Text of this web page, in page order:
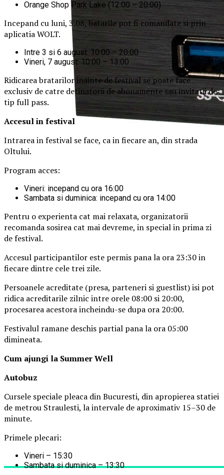
Orange Shop Park Lake (12:00 – 20:00)
Incepand cu luni, 3.08, batarile pot fi comandate si prin
aplicatia WOLT.
Intre 3 si 6 august: 10:00 – 20:00
Vineri, 7 august: 10:00 – 13:00
Ridicarea bratarilor inainte de festival se poate face
exclusiv de catre detinatorii de abonamente sau invitatii de
tip full pass.
Accesul in festival
Intrarea in festival se face, ca in fiecare an, din strada
Oltului.
Program acces:
Vineri: incepand cu ora 16:00
Sambata si duminica: incepand cu ora 14:00
Pentru o experienta cat mai relaxata, organizatorii
recomanda sosirea cat mai devreme, in special in prima zi
de festival.
Accesul participantilor este permis pana la ora 23:30 in
fiecare dintre cele trei zile.
Persoanele acreditate (presa, parteneri si guestlist) isi pot
ridica acreditarile zilnic intre orele 08:00 si 20:00,
procesarea acestora incheindu-se dupa ora 20:00.
Festivalul ramane deschis partial pana la ora 05:00
dimineata.
Cum ajungi la Summer Well
Autobuz
Cursele speciale pleaca din Bucuresti, din apropierea statiei
de metrou Straulesti, la intervale de aproximativ 15–30 de
minute.
Primele plecari:
Vineri – 15:30
Sambata si duminica – 13:30